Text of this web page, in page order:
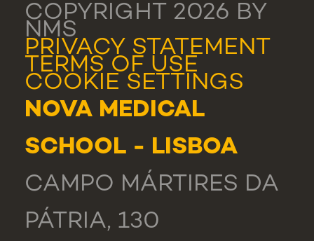
COPYRIGHT 2026 BY
NMS
PRIVACY STATEMENT
TERMS OF USE
COOKIE SETTINGS
NOVA MEDICAL
SCHOOL - LISBOA
CAMPO MÁRTIRES DA
PÁTRIA, 130